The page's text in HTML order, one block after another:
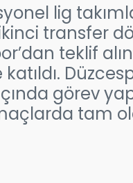
lig
transfer
teklif
görev
tam